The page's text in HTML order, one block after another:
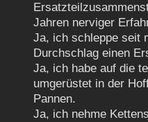
Jahren nerviger
Ja, ich schleppe seit
Durchschlag einen
Ja, ich habe auf die
umgerüstet in der
Pannen.
Ja, ich nehme